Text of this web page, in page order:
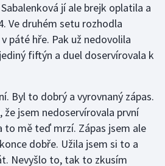
jí ale brejk oplatila a
Ve druhém setu rozhodla
páté hře. Pak už nedovolila
fiftýn a duel doservírovala k
Byl to dobrý a vyrovnaný zápas.
že jsem nedoservírovala první
to mě teď mrzí. Zápas jsem ale
dobře. Užila jsem si to a
Nevyšlo to, tak to zkusím